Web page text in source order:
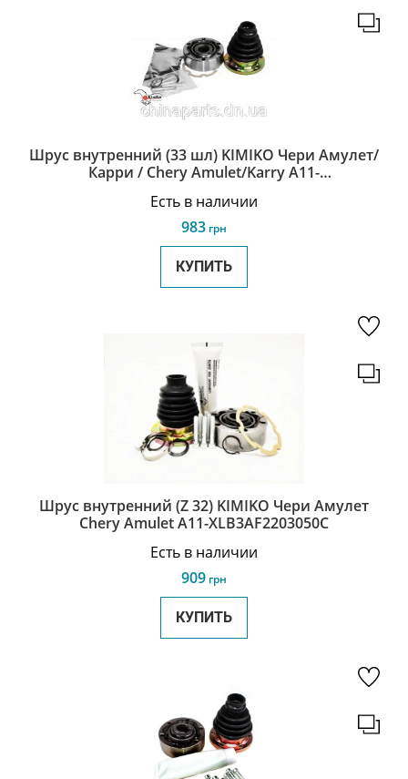
Шрус внутренний (33 шл) KIMIKO Чери Амулет/
Карри / Chery Amulet/Karry A11-
Есть в наличии
983 грн
КУПИТЬ
Шрус внутренний (Z 32) KIMIKO Чери Амулет
Chery Amulet A11-XLB3AF2203050C
Есть в наличии
909 грн
КУПИТЬ